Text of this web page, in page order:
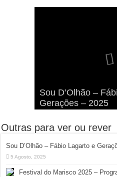
Sou D’Olhão –
Gerações – 2025
Armona: Música,
Diversão à Beira-
Taphani X
na Ilha da Armona
“Lavar a Loiça” na
Hangares
Quatro Dias Mais
Diversão!
Outras para ver ou rever
Sou D’Olhão – Fábio Lagarto e
5 Agosto, 2025
Festival do Marisco 2025 –